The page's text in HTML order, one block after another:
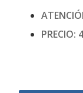
PRECIO: